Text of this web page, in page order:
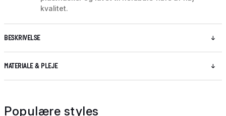
kvalitet.
BESKRIVELSE
MATERIALE & PLEJE
Populære styles